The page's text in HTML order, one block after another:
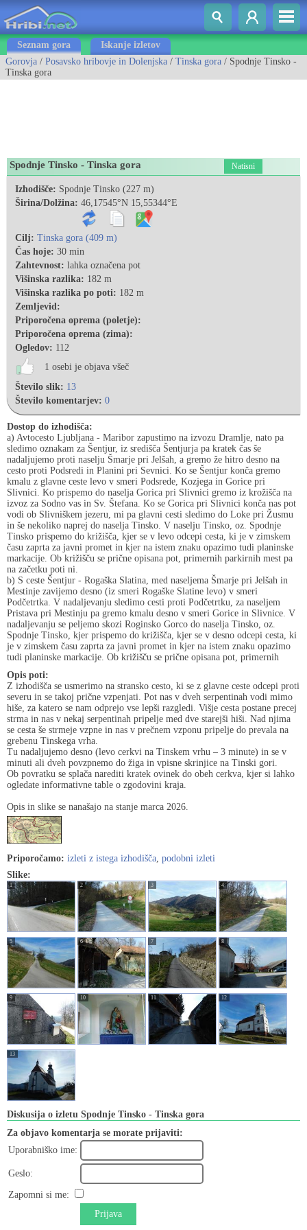
Seznam gora
Iskanje izletov
Gorovja / Posavsko hribovje in Dolenjska / Tinska gora / Spodnje Tinsko -
Tinska gora
Spodnje Tinsko - Tinska gora Natisni
Izhodišče: Spodnje Tinsko (227 m)
Širina/Dolžina: 46,17545°N 15,55344°E
Cilj: Tinska gora (409 m)
Čas hoje: 30 min
Zahtevnost: lahka označena pot
Višinska razlika: 182 m
Višinska razlika po poti: 182 m
Zemljevid:
Priporočena oprema (poletje):
Priporočena oprema (zima):
Ogledov: 112
1 osebi je objava všeč
Število slik: 13
Število komentarjev: 0
Dostop do izhodišča:
a) Avtocesto Ljubljana - Maribor zapustimo na izvozu Dramlje, nato pa
sledimo oznakam za Šentjur, iz središča Šentjurja pa kratek čas še
nadaljujemo proti naselju Šmarje pri Jelšah, a gremo že hitro desno na
cesto proti Podsredi in Planini pri Sevnici. Ko se Šentjur konča gremo
kmalu z glavne ceste levo v smeri Podsrede, Kozjega in Gorice pri
Slivnici. Ko prispemo do naselja Gorica pri Slivnici gremo iz krožišča na
izvoz za Sodno vas in Sv. Štefana. Ko se Gorica pri Slivnici konča nas pot
vodi ob Slivniškem jezeru, mi pa glavni cesti sledimo do Loke pri Žusmu
in še nekoliko naprej do naselja Tinsko. V naselju Tinsko, oz. Spodnje
Tinsko prispemo do križišča, kjer se v levo odcepi cesta, ki je v zimskem
času zaprta za javni promet in kjer na istem znaku opazimo tudi planinske
markacije. Ob križišču se prične opisana pot, primernih parkirnih mest pa
na začetku poti ni.
b) S ceste Šentjur - Rogaška Slatina, med naseljema Šmarje pri Jelšah in
Mestinje zavijemo desno (iz smeri Rogaške Slatine levo) v smeri
Podčetrtka. V nadaljevanju sledimo cesti proti Podčetrtku, za naseljem
Pristava pri Mestinju pa gremo kmalu desno v smeri Gorice in Slivnice. V
nadaljevanju se peljemo skozi Roginsko Gorco do naselja Tinsko, oz.
Spodnje Tinsko, kjer prispemo do križišča, kjer se v desno odcepi cesta, ki
je v zimskem času zaprta za javni promet in kjer na istem znaku opazimo
tudi planinske markacije. Ob križišču se prične opisana pot, primernih
Opis poti:
Z izhodišča se usmerimo na stransko cesto, ki se z glavne ceste odcepi proti
severu in se takoj prične vzpenjati. Pot nas v dveh serpentinah vodi mimo
hiše, za katero se nam odprejo vse lepši razgledi. Višje cesta postane precej
strma in nas v nekaj serpentinah pripelje med dve starejši hiši. Nad njima
se cesta še strmeje vzpne in nas v prečnem vzponu pripelje do prevala na
grebenu Tinskega vrha.
Tu nadaljujemo desno (levo cerkvi na Tinskem vrhu – 3 minute) in se v
minuti ali dveh povzpnemo do žiga in vpisne skrinjice na Tinski gori.
Ob povratku se splača narediti kratek ovinek do obeh cerkva, kjer si lahko
ogledate informativne table o zgodovini kraja.
Opis in slike se nanašajo na stanje marca 2026.
Priporočamo: izleti z istega izhodišča, podobni izleti
Slike:
1 2 3 4
5 6 7 8
9 10 11 12
13
Diskusija o izletu Spodnje Tinsko - Tinska gora
Za objavo komentarja se morate prijaviti:
Uporabniško ime:
Geslo:
Zapomni si me:
Prijava